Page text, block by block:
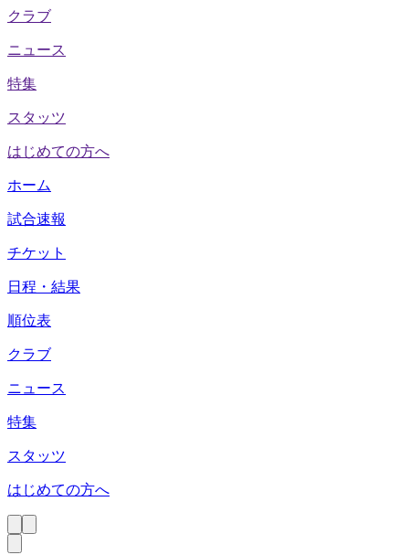
クラブ
ニュース
特集
スタッツ
はじめての方へ
ホーム
試合速報
チケット
日程・結果
順位表
クラブ
ニュース
特集
スタッツ
はじめての方へ